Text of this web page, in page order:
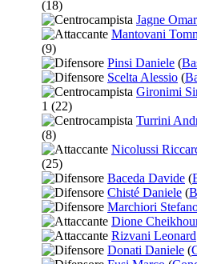
(18)
Jagne Omar
Mantovani
(9)
Pinsi Daniele (
Scelta Alessio (
Gironimi
1 (22)
Turrini
(8)
Nicolussi
(25)
Baceda Davide (
Chisté Daniele (
Marchiori
Dione
Rizvani Leonard
Donati Daniele (